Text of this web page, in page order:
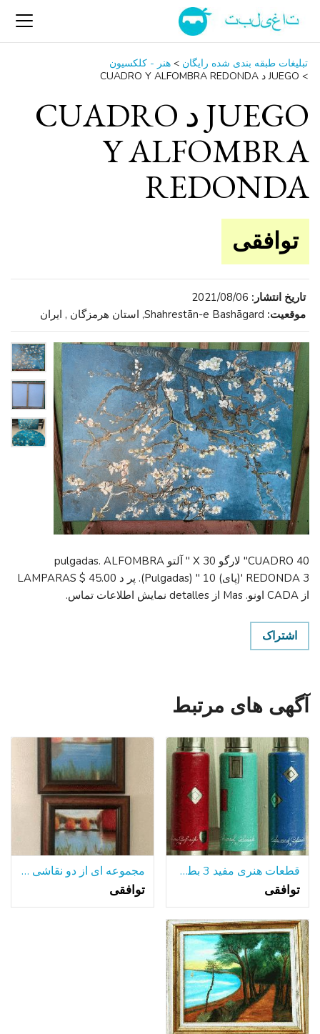
تبلیغات طبقه بندی شده رایگان > هنر - کلکسیون
> JUEGO د CUADRO Y ALFOMBRA REDONDA
JUEGO د CUADRO
Y ALFOMBRA
REDONDA
توافقی
تاریخ انتشار: 2021/08/06
موقعیت: Shahrestān-e Bashāgard, استان هرمزگان , ایران
CUADRO 40" لارگو X 30 " آلتو pulgadas. ALFOMBRA
REDONDA 3 '(پای) 10 " (Pulgadas). پر د LAMPARAS $ 45.00
از CADA اونو. Mas از detalles نمایش اطلاعات تماس.
اشتراک
آگهی های مرتبط
قطعات هنری مفید 3 بطری های آلومینیومی جلا
توافقی
مجموعه ای از دو نقاشی رنگ و روغن قاب
توافقی